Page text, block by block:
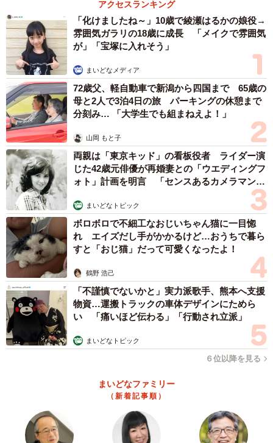
保護され家族に…飼い主さんを見つめる生後わずか2週間のシナちゃん
（画像提供：tobi8/8さん）
家では段ボールとケージの中で様子を見ながら、ミルクを
用意しました。最初はなかなか飲んでくれませんでした
が、次第に呼吸が合ってきたのか、少しずつスムーズに飲
めるようになったそうです。
先住猫のトビ子ちゃん（現在16歳）は、当初シナちゃんが
小さすぎて猫と認識できなかったようです。さらに、シナ
ちゃんはノミダニ、猫カビ、寄生虫と複数の健康トラブル
を抱えていたため、しばらくは隔離生活が続きました。
「顔合わせできたのは2カ月後です。初めてシナを自由に歩
かせたとき、トビ子と遭遇して、シナが『シャー』って威
嚇したんです。トビ子はじっと見つめていました」
アクセスランキング
「化けましたね～」10歳で綾瀬はるかの娘役→
雰囲気ガラリの18歳に成長 「メイクで雰囲気
が」「宝塚に入れそう」
まいどなメディア
72歳父、軽自動車で新潟から四国まで 65歳の
母と2人で3泊4日の旅 パーキングの休憩まで
分刻み… 「大学生でも組まねえよ！」
山岡 もと子
両親は「東京キッド」の看板役者 ライダー演
じた42歳元俳優が再婚妻との「ウエディングフ
ォト」計画を明言 「センスあるカメラマン求
まいどなトピック
ボロボロで不細工なおじいちゃん猫に一目惚
れ エイズだし手がかかるけど…おうちで暮ら
すと「おじ猫」だって可愛くなったよ！
鶴野 浩己
「不謹慎でないかと」実力派歌手、熊本へ支援
物資…運搬トラックの車体デザインにためら
い 「痛いほど伝わる」「行動され立派」
まいどなトピック
６位以降を見る
まいどなファミリー
（新着記事順）